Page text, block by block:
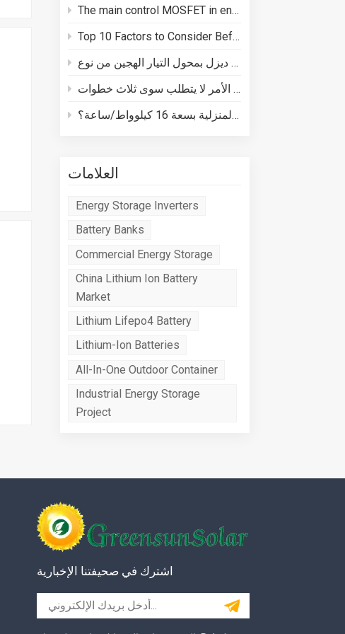
The main control MOSFET in energy storage batteries plays three core roles in BMS safety
Top 10 Factors to Consider Before Buying a Energy Storage System
كيفية توصيل نظام تخزين الطاقة المنزلية بسعة 16 كيلوواط/ساعة؟
العلامات
Energy Storage Inverters
Battery Banks
Commercial Energy Storage
China Lithium Ion Battery
Market
Lithium Lifepo4 Battery
Lithium-Ion Batteries
All-In-One Outdoor Container
Industrial Energy Storage
Project
اشترك في صحيفتنا الإخبارية